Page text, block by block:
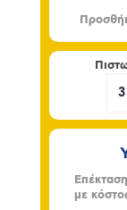
με